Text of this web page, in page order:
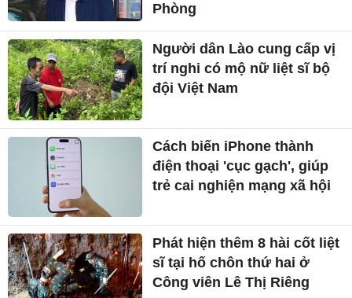
Phòng
Người dân Lào cung cấp vị
trí nghi có mộ nữ liệt sĩ bộ
đội Việt Nam
Cách biến iPhone thành
điện thoại 'cục gạch', giúp
trẻ cai nghiện mạng xã hội
Phát hiện thêm 8 hài cốt liệt
sĩ tại hố chôn thứ hai ở
Công viên Lê Thị Riêng